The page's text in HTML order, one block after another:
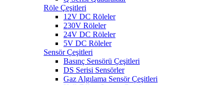
Röle Çeşitleri
12V DC Röleler
230V Röleler
24V DC Röleler
5V DC Röleler
Sensör Çeşitleri
Basınç Sensörü Çeşitleri
DS Serisi Sensörler
Gaz Algılama Sensör Çeşitleri